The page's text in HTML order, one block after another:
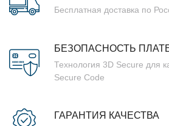
Бесплатная доставка по
БЕЗОПАСНОСТЬ
Технология 3D Secure для
Secure Code
ГАРАНТИЯ КАЧЕСТВА